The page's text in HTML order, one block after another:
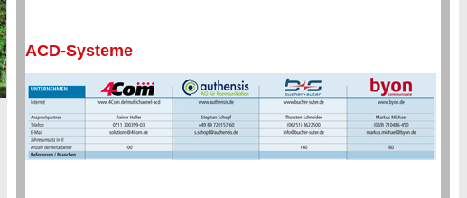
ACD-Systeme